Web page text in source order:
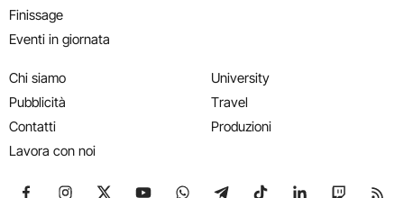
Finissage
Eventi in giornata
Chi siamo
Pubblicità
Contatti
Lavora con noi
University
Travel
Produzioni
Seguici su Facebook
Seguici su Instagram
Seguici su X
Seguici su YouTube
Seguici su WhatsApp
Seguici su Telegram
Seguici su TikTok
Seguici su
Seguici